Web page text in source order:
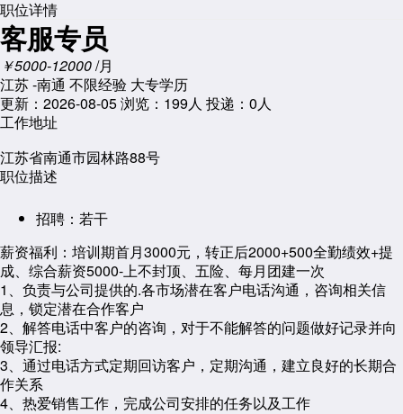
职位详情
客服专员
￥5000-12000/月
江苏 -南通 不限经验 大专学历
更新：2026-08-05浏览： 199人 投递：0人
工作地址
江苏省南通市园林路88号
职位描述
招聘： 若干
薪资福利：培训期首月3000元，转正后2000+500全勤绩效+提
成、综合薪资5000-上不封顶、五险、每月团建一次
1、负责与公司提供的.各市场潜在客户电话沟通，咨询相关信
息，锁定潜在合作客户
2、解答电话中客户的咨询，对于不能解答的问题做好记录并向
领导汇报:
3、通过电话方式定期回访客户，定期沟通，建立良好的长期合
作关系
4、热爱销售工作，完成公司安排的任务以及工作